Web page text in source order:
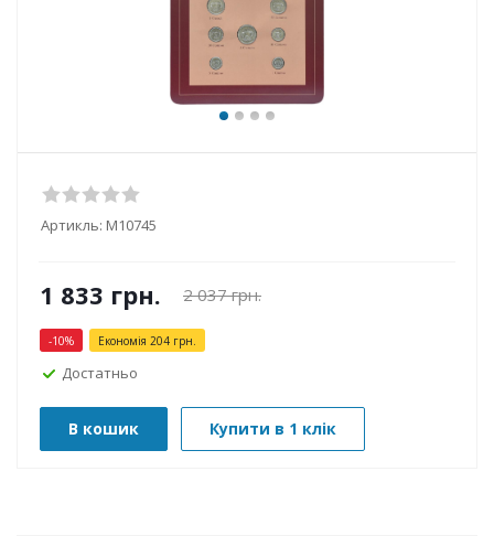
Артикль: М10745
1 833 грн. 2 037грн.
-10% Економія 204 грн.
Достатньо
В кошик Купити в 1 клік